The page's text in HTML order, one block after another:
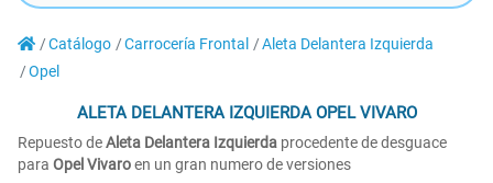
Catálogo Carrocería Frontal
Aleta Delantera Izquierda
Opel
ALETA DELANTERA IZQUIERDAOPEL VIVARO
Repuesto deAleta Delantera Izquierda procedente de desguace
para Opel Vivaroen un gran numero de versiones